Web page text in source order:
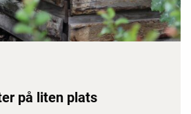
på liten plats